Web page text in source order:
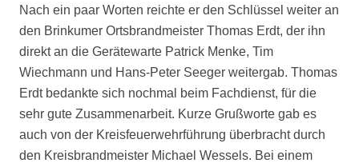
Nach ein paar Worten reichte er den Schlüssel weiter an
den Brinkumer Ortsbrandmeister Thomas Erdt, der ihn
direkt an die Gerätewarte Patrick Menke, Tim
Wiechmann und Hans-Peter Seeger weitergab. Thomas
Erdt bedankte sich nochmal beim Fachdienst, für die
sehr gute Zusammenarbeit. Kurze Grußworte gab es
auch von der Kreisfeuerwehrführung überbracht durch
den Kreisbrandmeister Michael Wessels. Bei einem